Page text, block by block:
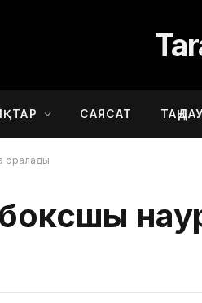
САЯСАТ
оралады
боксшы